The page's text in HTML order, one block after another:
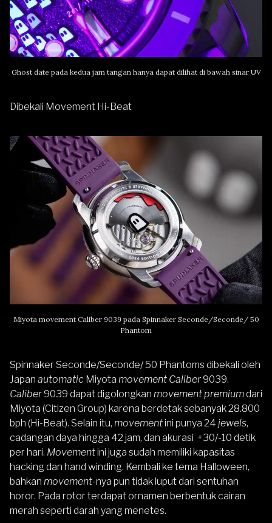
Ghost date pada kedua jam tangan hanya dapat dilihat di bawah sinar UV
Dibekali Movement Hi-Beat
Miyota movement Caliber 9039 pada Spinnaker Seconde/Seconde/ 50
Phantom
Spinnaker Seconde/Seconde/ 50 Phantoms dibekali oleh
Japan automatic Miyota movement Caliber9039.
Caliber9039 dapat digolongkan movementpremiumdari
Miyota (Citizen Group) karena berdetak sebanyak 28.800
bph (Hi-Beat). Selain itu, movementini punya 24 jewels,
cadangan daya hingga 42 jam, dan akurasi +30/-10 detik
per hari. Movementini juga sudah memiliki kapasitas
hacking dan hand winding. Kembali ke tema Halloween,
bahkan movement-nya pun tidak luput dari sentuhan
horor. Pada rotor terdapat ornamen berbentuk cairan
merah seperti darah yang menetes.